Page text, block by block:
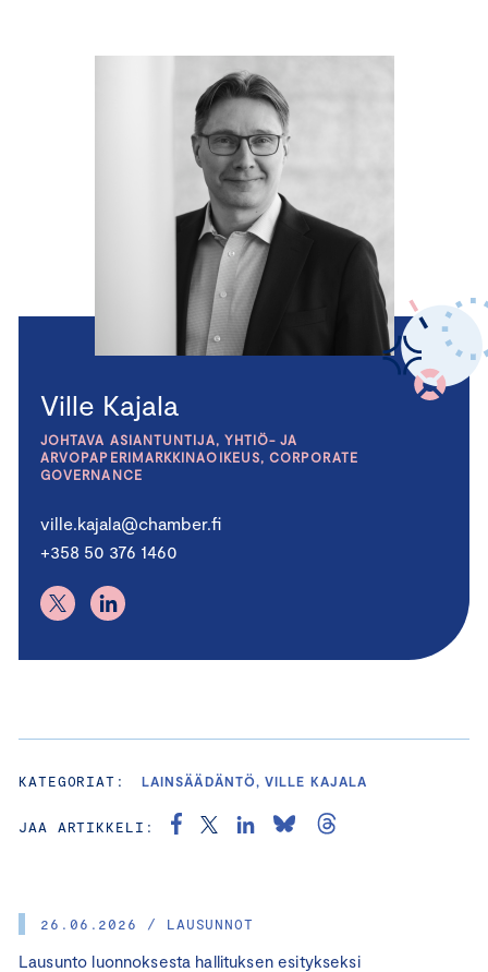
26.06.2026 / LAUSUNNOT
Lausunto luonnoksesta hallituksen esitykseksi
Ville Kajala
JOHTAVA ASIANTUNTIJA, YHTIÖ- JA
ARVOPAPERIMARKKINAOIKEUS, CORPORATE
GOVERNANCE
ville.kajala@chamber.fi
+358 50 376 1460
KATEGORIAT: LAINSÄÄDÄNTÖ, VILLE KAJALA
JAA ARTIKKELI: